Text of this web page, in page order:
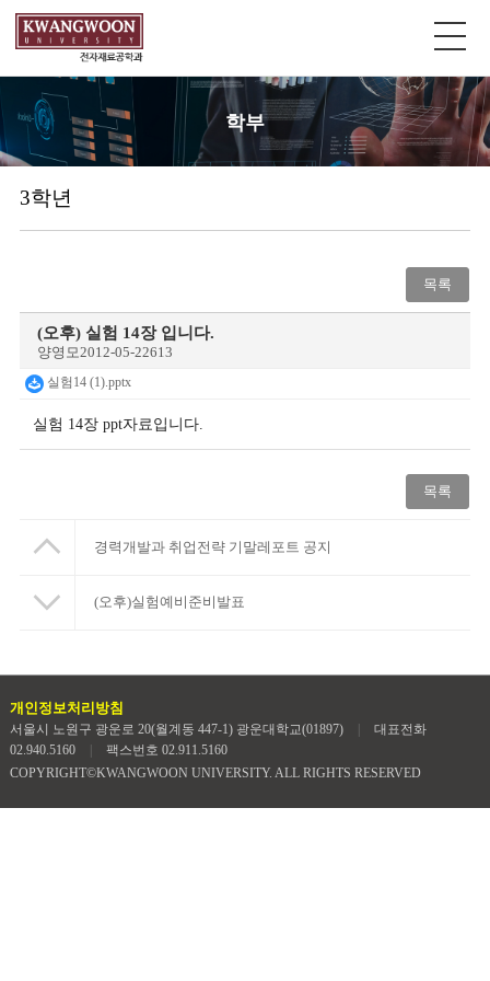
학부
3학년
목록
(오후) 실험 14장 입니다.
양영모2012-05-22613
실험14 (1).pptx
실험 14장 ppt자료입니다.
목록
경력개발과 취업전략 기말레포트 공지
(오후)실험예비준비발표
개인정보처리방침
서울시 노원구 광운로 20(월계동 447-1) 광운대학교(01897)
대표전화
02.940.5160
팩스번호 02.911.5160
COPYRIGHT©KWANGWOON UNIVERSITY. ALL RIGHTS RESERVED